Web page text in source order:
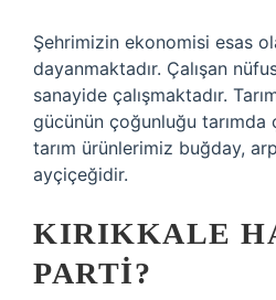
Şehrimizin ekonomisi esas
dayanmaktadır. Çalışan
sanayide çalışmaktadır.
gücünün çoğunluğu tarımda
tarım ürünlerimiz buğday,
ayçiçeğidir.
KIRIKKALE
PARTI?